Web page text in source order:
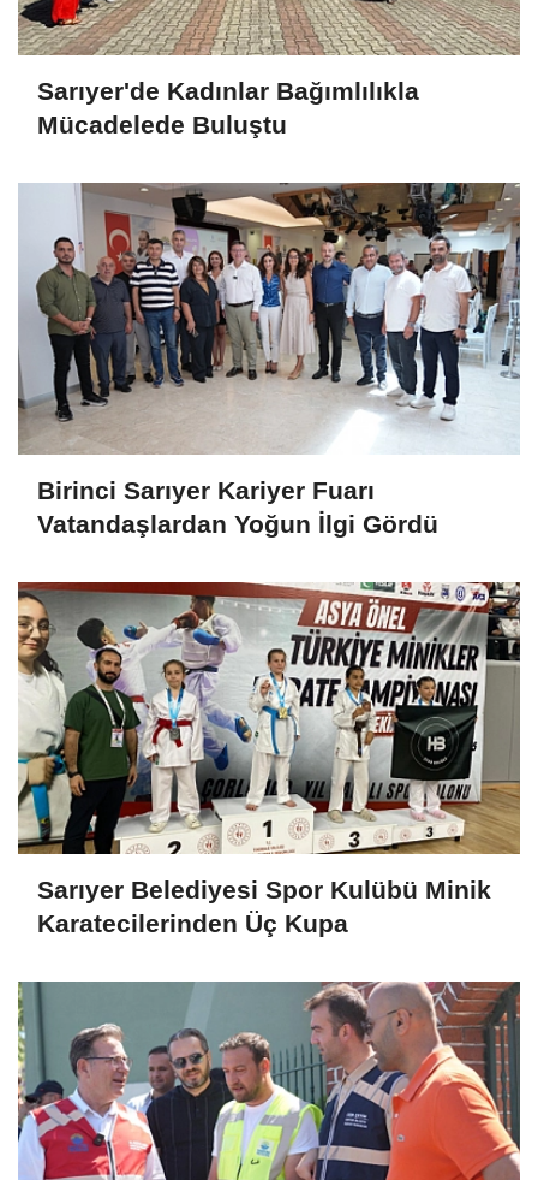
Sarıyer'de Kadınlar Bağımlılıkla
Mücadelede Buluştu
Birinci Sarıyer Kariyer Fuarı
Vatandaşlardan Yoğun İlgi Gördü
Sarıyer Belediyesi Spor Kulübü Minik
Karatecilerinden Üç Kupa